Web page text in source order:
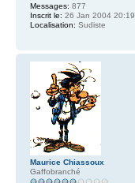
Messages: 877
Inscrit le: 26 Jan 2004 20:19
Localisation: Sudiste
Maurice Chiassoux
Gaffobranché